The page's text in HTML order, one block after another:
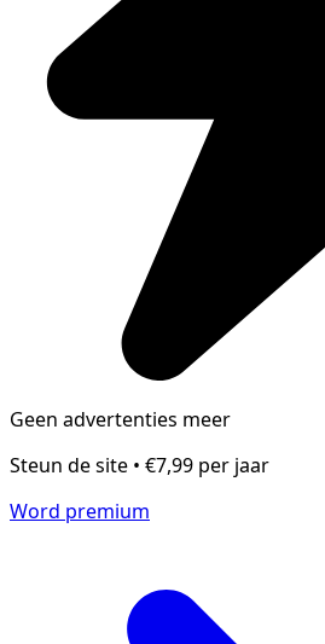
Geen advertenties meer
Steun de site • €7,99 per jaar
Word premium